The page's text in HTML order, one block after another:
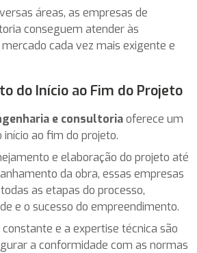
áreas, as empresas de
conseguem atender às
cada vez mais exigente e
do Início ao Fim do Projeto
e consultoriaoferece um
ao fim do projeto.
e elaboração do projeto até
da obra, essas empresas
as etapas do processo,
e o sucesso do empreendimento.
e a expertise técnica são
a conformidade com as normas